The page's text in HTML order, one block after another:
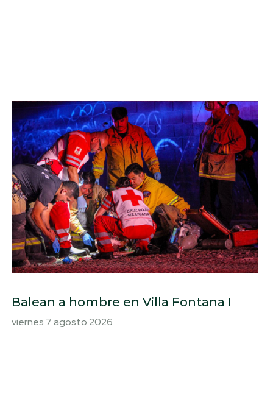
Balean a hombre en Villa Fontana I
viernes 7 agosto 2026